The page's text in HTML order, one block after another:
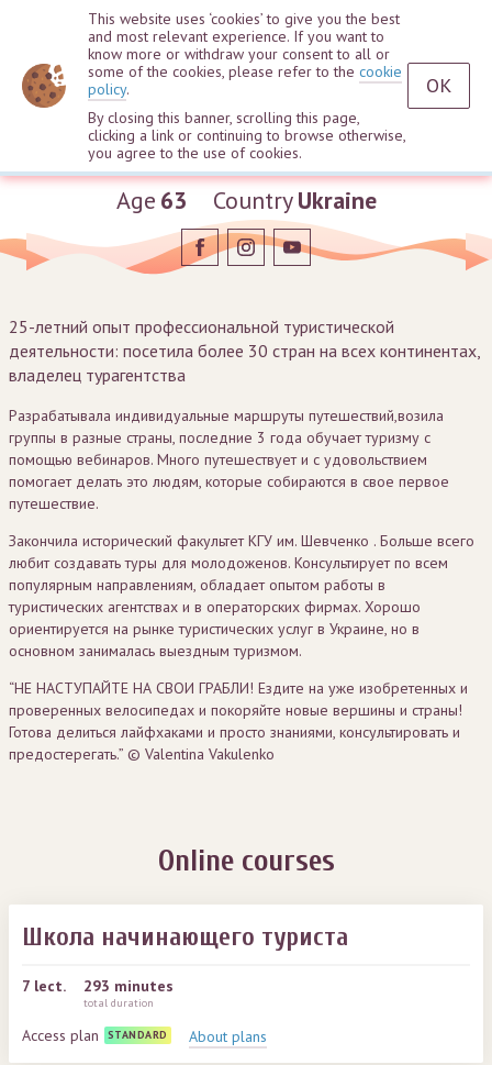
Valentina Vakulenko
Age 63 CountryUkraine
25-летний опыт профессиональной туристической
деятельности: посетила более 30 стран на всех континентах,
владелец турагентства
Разрабатывала индивидуальные маршруты путешествий,возила
группы в разные страны, последние 3 года обучает туризму с
помощью вебинаров. Много путешествует и с удовольствием
помогает делать это людям, которые собираются в свое первое
путешествие.
Закончила исторический факультет КГУ им. Шевченко . Больше всего
любит создавать туры для молодоженов. Консультирует по всем
популярным направлениям, обладает опытом работы в
туристических агентствах и в операторских фирмах. Хорошо
ориентируется на рынке туристических услуг в Украине, но в
основном занималась выездным туризмом.
“НЕ НАСТУПАЙТЕ НА СВОИ ГРАБЛИ! Ездите на уже изобретенных и
проверенных велосипедах и покоряйте новые вершины и страны!
Готова делиться лайфхаками и просто знаниями, консультировать и
предостерегать.” © Valentina Vakulenko
Online courses
Школа начинающего туриста
7 lect. 293 minutes
total duration
Access plan STANDARD About plans
This website uses ‘cookies’ to give you the best
and most relevant experience. If you want to
know more or withdraw your consent to all or
some of the cookies, please refer to the cookie
policy.
By closing this banner, scrolling this page,
clicking a link or continuing to browse otherwise,
you agree to the use of cookies.
OK